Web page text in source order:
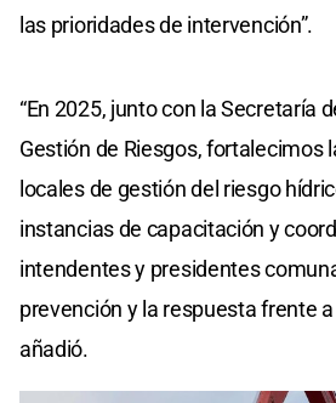
las prioridades de intervención”.
“En 2025, junto con la Secretaría
Gestión de Riesgos, fortalecimos
locales de gestión del riesgo
instancias de capacitación y
intendentes y presidentes
prevención y la respuesta frente
añadió.